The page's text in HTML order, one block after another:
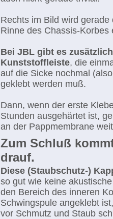
Rechts im Bild wird gerade
Rinne des Chassis-Korbes
Bei JBL gibt es
Kunststoffleiste, die
auf die Sicke nochmal
geklebt werden muß.
Dann, wenn der erste
Stunden ausgehärtet ist,
an der Pappmembrane
Zum Schluß
drauf.
Diese (Staubschutz-)
so gut wie keine
den Bereich des inneren
Schwingspule angeklebt
vor Schmutz und Staub